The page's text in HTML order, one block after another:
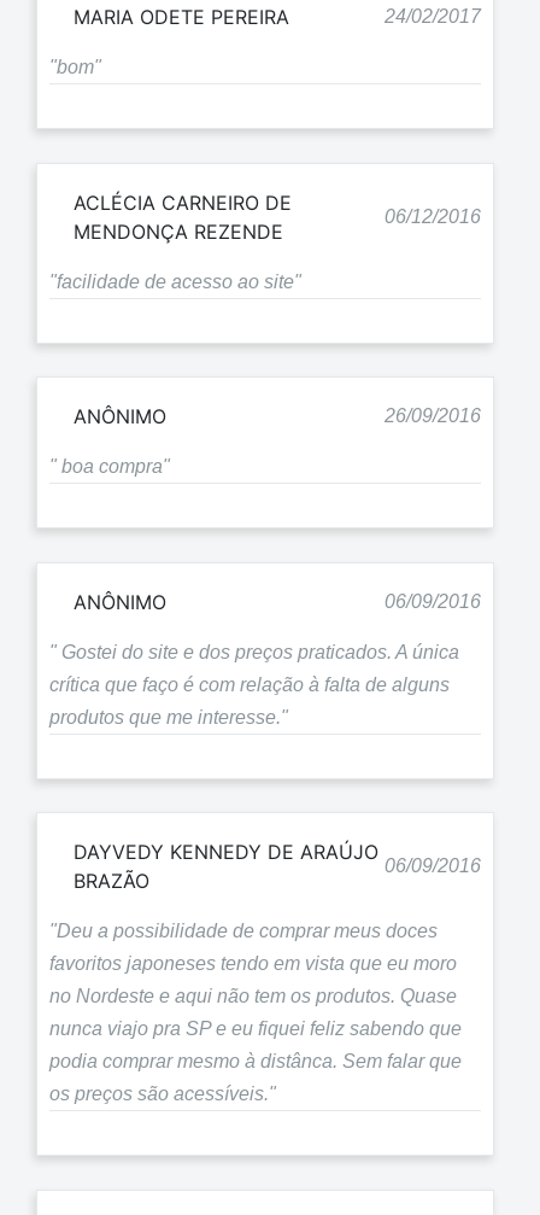
MARIA ODETE PEREIRA 24/02/2017
"bom"
ACLÉCIA CARNEIRO DE
MENDONÇA REZENDE
06/12/2016
"facilidade de acesso ao site"
ANÔNIMO 26/09/2016
" boa compra"
ANÔNIMO 06/09/2016
" Gostei do site e dos preços praticados. A única
crítica que faço é com relação à falta de alguns
produtos que me interesse."
DAYVEDY KENNEDY DE ARAÚJO
BRAZÃO
06/09/2016
"Deu a possibilidade de comprar meus doces
favoritos japoneses tendo em vista que eu moro
no Nordeste e aqui não tem os produtos. Quase
nunca viajo pra SP e eu fiquei feliz sabendo que
podia comprar mesmo à distânca. Sem falar que
os preços são acessíveis."